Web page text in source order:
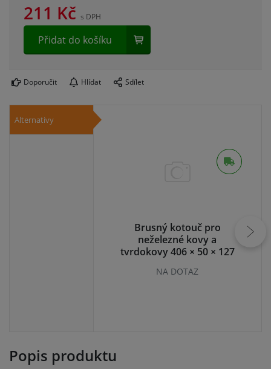
211 Kč s DPH
Přidat do košíku
Doporučit Hlídat Sdílet
Alternativy
Brusný kotouč pro
neželezné kovy a
tvrdokovy 406 × 50 × 127
NA DOTAZ
Popis produktu